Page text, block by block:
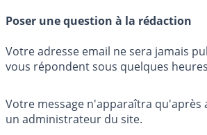
Poser une question à la rédaction
Votre adresse email ne sera jamais
vous répondent sous quelques
Votre message n'apparaîtra qu'après
un administrateur du site.